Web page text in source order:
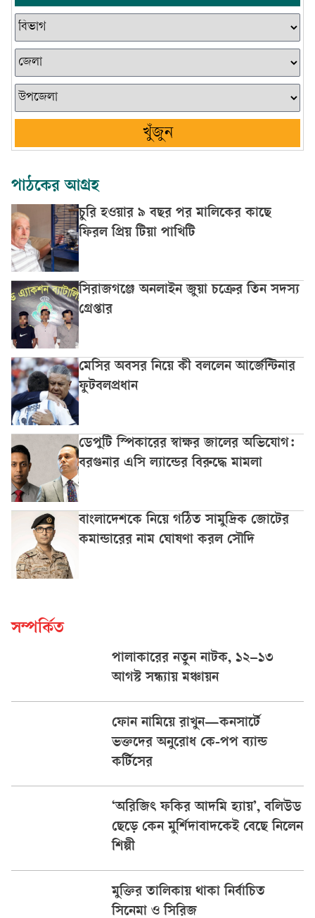
খুঁজুন
পাঠকের আগ্রহ
চুরি হওয়ার ৯ বছর পর মালিকের কাছে
ফিরল প্রিয় টিয়া পাখিটি
সিরাজগঞ্জে অনলাইন জুয়া চক্রের তিন সদস্য
গ্রেপ্তার
মেসির অবসর নিয়ে কী বললেন আর্জেন্টিনার
ফুটবলপ্রধান
ডেপুটি স্পিকারের স্বাক্ষর জালের অভিযোগ:
বরগুনার এসি ল্যান্ডের বিরুদ্ধে মামলা
বাংলাদেশকে নিয়ে গঠিত সামুদ্রিক জোটের
কমান্ডারের নাম ঘোষণা করল সৌদি
সম্পর্কিত
পালাকারের নতুন নাটক, ১২–১৩
আগস্ট সন্ধ্যায় মঞ্চায়ন
ফোন নামিয়ে রাখুন—কনসার্টে
ভক্তদের অনুরোধ কে-পপ ব্যান্ড
কর্টিসের
‘অরিজিৎ ফকির আদমি হ্যায়’, বলিউড
ছেড়ে কেন মুর্শিদাবাদকেই বেছে নিলেন
শিল্পী
মুক্তির তালিকায় থাকা নির্বাচিত
সিনেমা ও সিরিজ